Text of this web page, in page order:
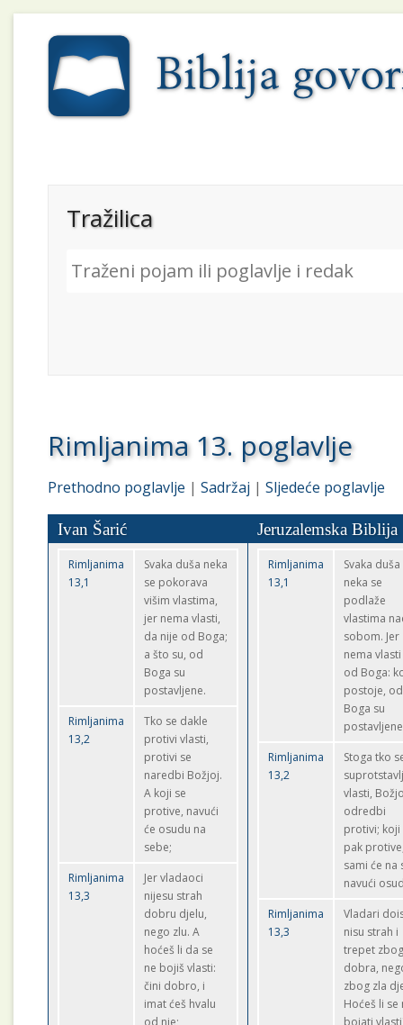
Tražilica
Rimljanima 13. poglavlje
Prethodno poglavlje |Sadržaj |Sljedeće poglavlje
Ivan Šarić Jeruzalemska Biblija
Rimljanima
13,1
Svaka duša neka
se pokorava
višim vlastima,
jer nema vlasti,
da nije od Boga;
a što su, od
Boga su
postavljene.
Rimljanima
13,2
Tko se dakle
protivi vlasti,
protivi se
naredbi Božjoj.
A koji se
protive, navući
će osudu na
sebe;
Rimljanima
13,3
Jer vladaoci
nijesu strah
dobru djelu,
nego zlu. A
hoćeš li da se
ne bojiš vlasti:
čini dobro, i
imat ćeš hvalu
od nje;
Rimljanima
13,1
Svaka duša
neka se
podlaže
vlastima
sobom. Jer
nema
od Boga:
postoje, od
Boga su
Rimljanima
13,2
Stoga tko
vlasti,
odredbi
protivi; koji
pak
sami će na
navući
Rimljanima
13,3
Vladari
nisu strah i
trepet
dobra,
zbog zla
Hoćeš li se
bojati